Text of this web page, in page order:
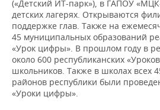
(«Детский ИТ-парк»), в ГАПОУ
детских лагерях. Открываются
поддержке глав. Также на
45 муниципальных образований
«Урок цифры». В прошлом году в
около 600 республиканских
школьников. Также в школах всех
районов республики были
«Уроки цифры».